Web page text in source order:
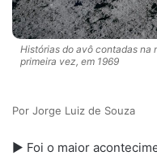
Histórias do avô contadas na
primeira vez, em 1969
Jorge Luiz de Souza
► Foi o maior